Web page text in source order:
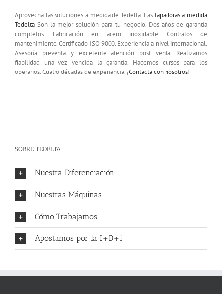
Aprovecha las soluciones a medida de Tedelta. Las tapadoras a medida
Tedelta Son la mejor solución para tu negocio. Dos años de garantía
completos. Fabricación en acero inoxidable. Contratos de
mantenimiento. Certificado ISO 9000. Experiencia a nivel internacional.
Asesoría preventa y excelente atención post venta. Realizamos
fiabilidad una vez vencida la garantía. Hacemos cursos para los
operarios. Cuatro décadas de experiencia. ¡Contacta con nosotros!
SOBRE TEDELTA..
Nuestra Diferenciación
Nuestras Máquinas
Cómo Trabajamos
Apostamos por la I+D+i